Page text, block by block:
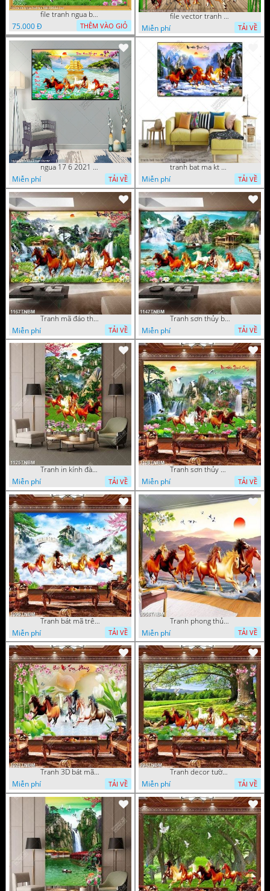
file tranh ngua bat ma 08112022 vvv
75.000 Đ
THÊM VÀO GIỎ
file vector tranh trang tri quan caffe ngua bat ma
Miễn phí
TẢI VỀ
ngua 17 6 2021 van
Miễn phí
TẢI VỀ
tranh bat ma kt 175x110 8 1 ho
Miễn phí
TẢI VỀ
Tranh mã đáo thành công in uv file psd
Miễn phí
TẢI VỀ
Tranh sơn thủy bát mã decor tường in uv
Miễn phí
TẢI VỀ
Tranh in kính đàn ngựa trong rừng núi đẹp nhất
Miễn phí
TẢI VỀ
Tranh sơn thủy mã đáo thành công
Miễn phí
TẢI VỀ
Tranh bát mã trên đỉnh núi phủ mây trắng nghệ thuật
Miễn phí
TẢI VỀ
Tranh phong thủy bát mã file PSD
Miễn phí
TẢI VỀ
Tranh 3D bát mã truy phong decor phòng khách
Miễn phí
TẢI VỀ
Tranh decor tường bát mã và hoa sen in kính
Miễn phí
TẢI VỀ